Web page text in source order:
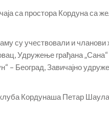
са простора Кордуна са
су учествовали и чланови
Удружење грађана
– Београд, Завичајно
клуба Кордунаша Петар